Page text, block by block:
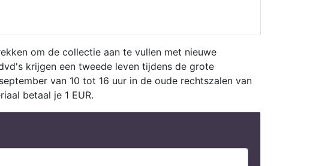
om de collectie aan te vullen met nieuwe
krijgen een tweede leven tijdens de grote
van 10 tot 16 uur in de oude rechtszalen van
betaal je 1 EUR.